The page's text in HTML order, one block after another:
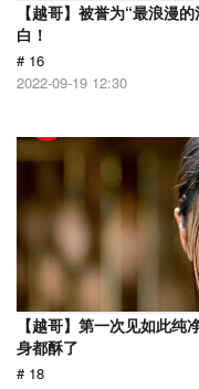
【越哥】被誉为“最浪漫
白！
# 16
2022-09-19 12:30
【越哥】第一次见如此
身都酥了
# 18